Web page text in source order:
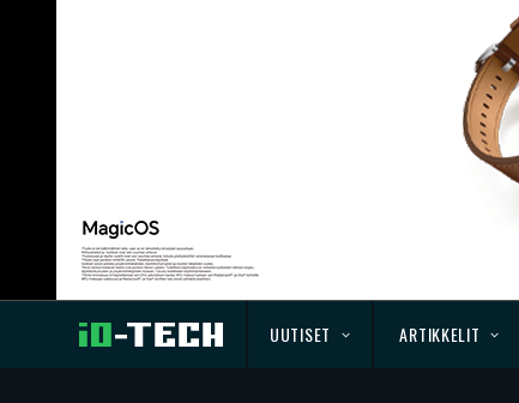
UUTISET ARTIKKELIT